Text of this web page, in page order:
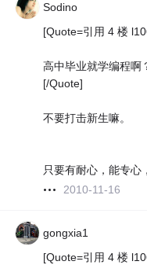
Sodino
[Quote=引用 4 楼
高中毕业就学编程啊
[/Quote]
不要打击新生嘛。
只要有耐心，能专心
2010-11-16
gongxia1
[Quote=引用 4 楼